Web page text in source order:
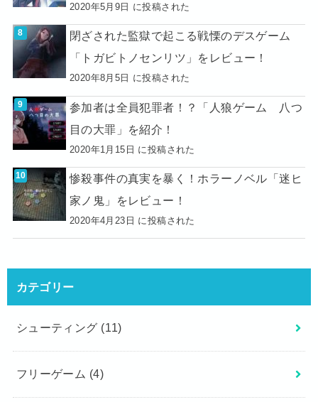
2020年5月9日 に投稿された
閉ざされた監獄で起こる戦慄のデスゲーム
「トガビトノセンリツ」をレビュー！
2020年8月5日 に投稿された
参加者は全員犯罪者！？「人狼ゲーム 八つ
目の大罪」を紹介！
2020年1月15日 に投稿された
惨殺事件の真実を暴く！ホラーノベル「迷ヒ
家ノ鬼」をレビュー！
2020年4月23日 に投稿された
カテゴリー
シューティング (11)
フリーゲーム (4)